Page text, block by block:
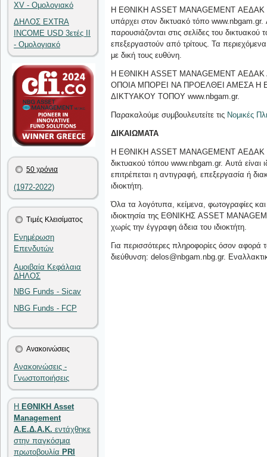
XV - Ομολογιακό
ΔΗΛΟΣ EXTRA
INCOME USD 3ετές II
- Ομολογιακό
50 χρόνια
(1972-2022)
Τιμές Κλεισίματος
Ενημέρωση
Επενδυτών
Αμοιβαία Κεφάλαια
ΔΗΛΟΣ
NBG Funds - Sicav
NBG Funds - FCP
Ανακοινώσεις
Ανακοινώσεις -
Γνωστοποιήσεις
Η ΕΘΝΙΚΗ Asset
Management
Α.Ε.Δ.Α.Κ. εντάχθηκε
στην παγκόσμια
πρωτοβουλία PRI
Η ΕΘΝΙΚΗ ASSET MANAGEMENT ΑΕΔΑΚ
υπάρχει στον δικτυακό τόπο www.nbgam.gr.
παρουσιάζονται στις σελίδες του
επεξεργαστούν από τρίτους. Τα
με δική τους ευθύνη.
Η ΕΘΝΙΚΗ ASSET MANAGEMENT
ΟΠΟΙΑ ΜΠΟΡΕΙ ΝΑ ΠΡΟΕΛΘΕΙ ΑΜΕΣΑ
ΔΙΚΤΥΑΚΟΥ ΤΟΠΟΥ www.nbgam.gr.
Παρακαλούμε συμβουλευτείτε τις Νομικές
ΔΙΚΑΙΩΜΑΤΑ
Η ΕΘΝΙΚΗ ASSET MANAGEMENT ΑΕΔΑΚ
δικτυακού τόπου www.nbgam.gr. Αυτά
επιτρέπεται η αντιγραφή, επεξεργασία ή
ιδιοκτήτη.
Όλα τα λογότυπα, κείμενα, φωτογραφίες και
ιδιοκτησία της ΕΘΝΙΚΗΣ ASSET
χωρίς την έγγραφη άδεια του ιδιοκτήτη.
Για περισσότερες πληροφορίες όσον
διεύθυνση: delos@nbgam.nbg.gr.